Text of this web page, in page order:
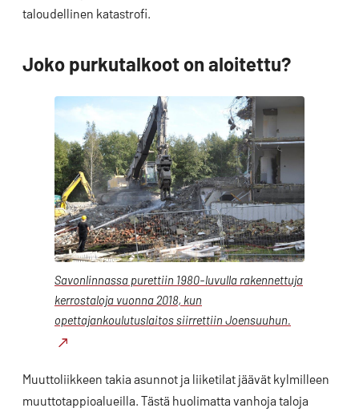
taloudellinen katastrofi.
Joko purkutalkoot on aloitettu?
Savonlinnassa purettiin 1980-luvulla rakennettuja
kerrostaloja vuonna 2018, kun
opettajankoulutuslaitos siirrettiin Joensuuhun.
Muuttoliikkeen takia asunnot ja liiketilat jäävät kylmilleen
muuttotappioalueilla. Tästä huolimatta vanhoja taloja